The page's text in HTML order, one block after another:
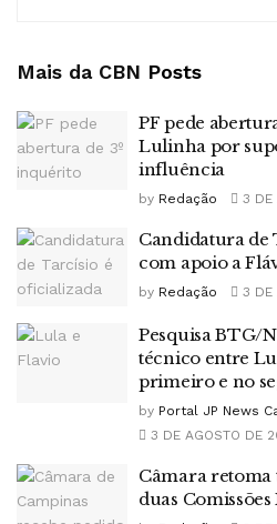
Mais da CBN Posts
PF pede
Lulinha por
influência
by Redação 3 DE
Candidatura de
com apoio a
by Redação 3 DE
Pesquisa BTG/
técnico entre
primeiro e no
by Portal JP News
3 DE AGOSTO DE
Câmara retoma
duas Comissões